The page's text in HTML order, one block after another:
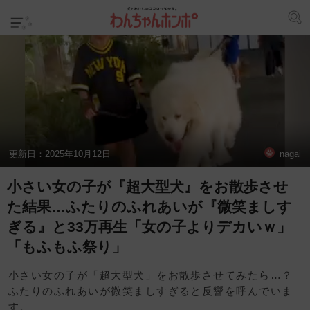
更新日： 2025年10月12日 nagai
小さい女の子が『超大型犬』をお散歩させ
た結果…ふたりのふれあいが『微笑ましす
ぎる』と33万再生「女の子よりデカいｗ」
「もふもふ祭り」
小さい女の子が「超大型犬」をお散歩させてみたら…？
ふたりのふれあいが微笑ましすぎると反響を呼んでいま
す。